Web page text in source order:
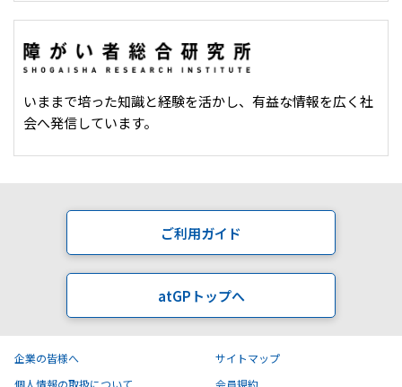
いままで培った知識と経験を活かし、有益な情報を広く社
会へ発信しています。
ご利用ガイド
atGPトップへ
企業の皆様へ
サイトマップ
個人情報の取扱について
会員規約